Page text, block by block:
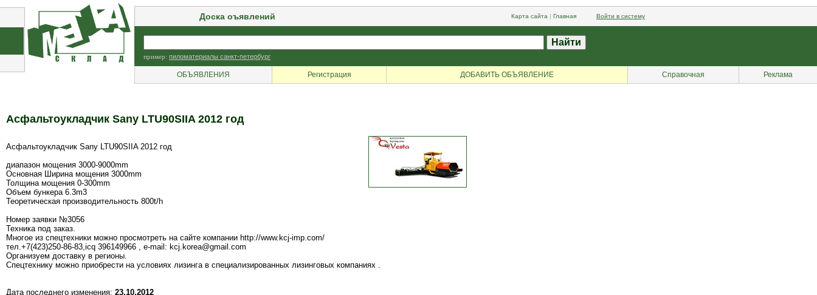
Доска оъявлений Карта сайта | Главная Войти в систему
пример: пиломатериалы санкт-петербург
ОБЪЯВЛЕНИЯ Регистрация ДОБАВИТЬ ОБЪЯВЛЕНИЕ Справочная Реклама
Асфальтоукладчик Sany LTU90SIIA 2012 год
Асфальтоукладчик Sany LTU90SIIA 2012 год
диапазон мощения 3000-9000mm
Основная Ширина мощения 3000mm
Толщина мощения 0-300mm
Объем бункера 6.3m3
Теоретическая производительность 800t/h
Номер заявки №3056
Техника под заказ.
Многое из спецтехники можно просмотреть на сайте компании http://www.kcj-imp.com/
тел.+7(423)250-86-83,icq 396149966 , e-mail: kcj.korea@gmail.com
Организуем доставку в регионы.
Спецтехнику можно приобрести на условиях лизинга в специализированных лизинговых компаниях .
Дата последнего изменения: 23.10.2012